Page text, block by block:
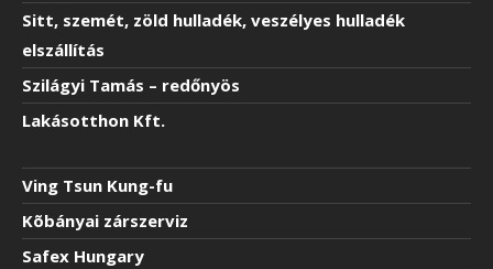
Sitt, szemét, zöld hulladék, veszélyes hulladék
elszállítás
Szilágyi Tamás – redőnyös
Lakásotthon Kft.
Ving Tsun Kung-fu
Kõbányai zárszerviz
Safex Hungary